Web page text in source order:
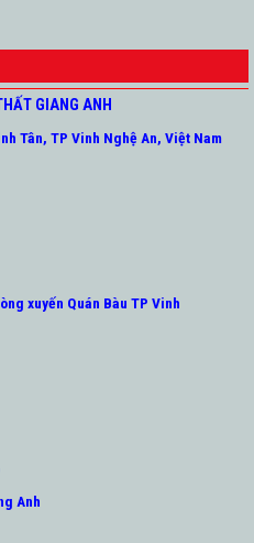
GIANG ANH
Tân, TP Vinh Nghệ An, Việt Nam
xuyến Quán Bàu TP Vinh
Anh